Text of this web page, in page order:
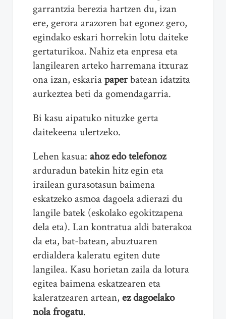
garrantzia berezia hartzen du, izan
ere, gerora arazoren bat egonez gero,
egindako eskari horrekin lotu daiteke
gertaturikoa. Nahiz eta enpresa eta
langilearen arteko harremana itxuraz
ona izan, eskariapaperbatean idatzita
aurkeztea beti da gomendagarria.
Bi kasu aipatuko nituzke gerta
daitekeena ulertzeko.
Lehen kasua: ahoz edo telefonoz
arduradun batekin hitz egin eta
irailean gurasotasun baimena
eskatzeko asmoa dagoela adierazi du
langile batek (eskolako egokitzapena
dela eta). Lan kontratua aldi baterakoa
da eta, bat-batean, abuztuaren
erdialdera kaleratu egiten dute
langilea. Kasu horietan zaila da lotura
egitea baimena eskatzearen eta
kaleratzearen artean, ez dagoelako
nola frogatu.